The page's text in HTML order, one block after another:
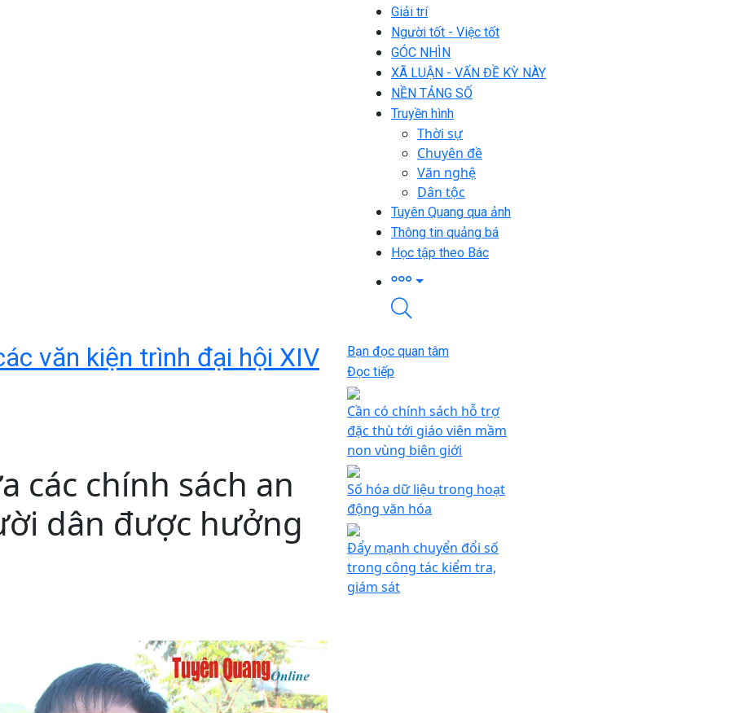
Giải trí
Người tốt - Việc tốt
GÓC NHÌN
XÃ LUẬN - VẤN ĐỀ KỲ NÀY
NỀN TẢNG SỐ
Truyền hình
Thời sự
Chuyên đề
Văn nghệ
Dân tộc
Tuyên Quang qua ảnh
Thông tin quảng bá
Học tập theo Bác
văn kiện trình đại hội XIV
các chính sách an
dân được hưởng
Bạn đọc quan tâm
Đọc tiếp
Cần có chính sách hỗ trợ
đặc thù tới giáo viên mầm
non vùng biên giới
Số hóa dữ liệu trong hoạt
động văn hóa
Đẩy mạnh chuyển đổi số
trong công tác kiểm tra,
giám sát